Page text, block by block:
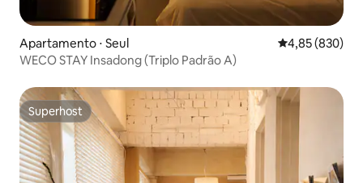
Apartamento ⋅ Seul 4,85 de uma
4,85 (830)
WECO STAY Insadong (Triplo Padrão A)
Superhost
Superhost